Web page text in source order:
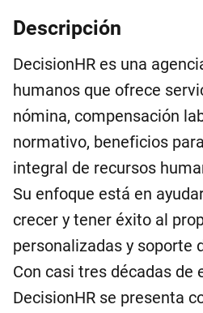
Descripción
DecisionHR es una
humanos que ofrece
nómina, compensación
normativo, beneficios
integral de recursos
Su enfoque está en
crecer y tener éxito al
personalizadas y soporte
Con casi tres décadas de
DecisionHR se presenta